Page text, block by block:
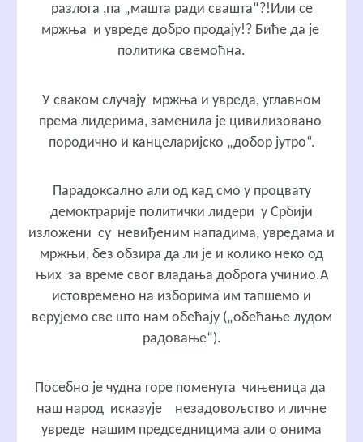
разлога ,па „машта ради свашта“?!Или се
мржња и увреде добро продају!? Биће да је
политика свемоћна.
У сваком случају мржња и увреда, углавном
према лидерима, заменила је цивилизовано
породично и канцеларијско „добор јутро“.
Парадоксално али од кад смо у процвату
демоктрарије политички лидери у Србији
изложени су невиђеним нападима, увредама и
мржњи, без обзира да ли је и колико неко од
њих за време свог владања доброга учинио.А
истовремено на изборима им тапшемо и
верујемо све што нам обећају („обећање лудом
радовање“).
Посебно је чудна горе поменута чињеница да
наш народ исказује незадовољство и личне
увреде нашим председницима али о онима